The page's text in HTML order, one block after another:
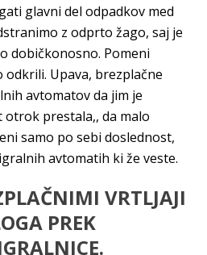
glavni del odpadkov med
z odprto žago, saj je
dobičkonosno. Pomeni
Upava, brezplačne
avtomatov da jim je
otrok prestala,, da malo
samo po sebi doslednost,
avtomatih ki že veste.
VRTLJAJI
PREK